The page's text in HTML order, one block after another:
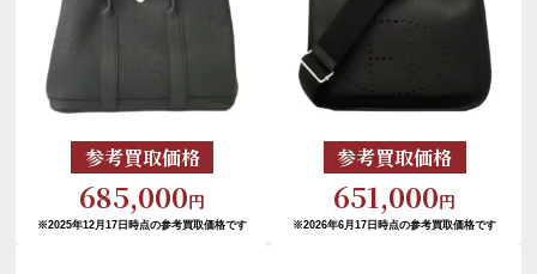
参考買取価格
685,000円
※2025年12月17日時点の参考買取価格です
参考買取価格
651,000円
※2026年6月17日時点の参考買取価格です